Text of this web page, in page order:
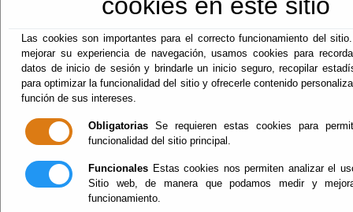
Las cookies son importantes para el correcto funcionamiento del
mejorar su experiencia de navegación, usamos cookies para
datos de inicio de sesión y brindarle un inicio seguro, recopilar
para optimizar la funcionalidad del sitio y ofrecerle contenido
función de sus intereses.
Obligatorias Se requieren estas cookies para
funcionalidad del sitio principal.
Funcionales Estas cookies nos permiten analizar el
Sitio web, de manera que podamos medir y
funcionamiento.
Inicio - Iniciativas Europeas
FONDOS EUROPEOS DIPALME_
Convocatoria2025_PATCUL
Vigente.
VENTANILLA ÚNICA